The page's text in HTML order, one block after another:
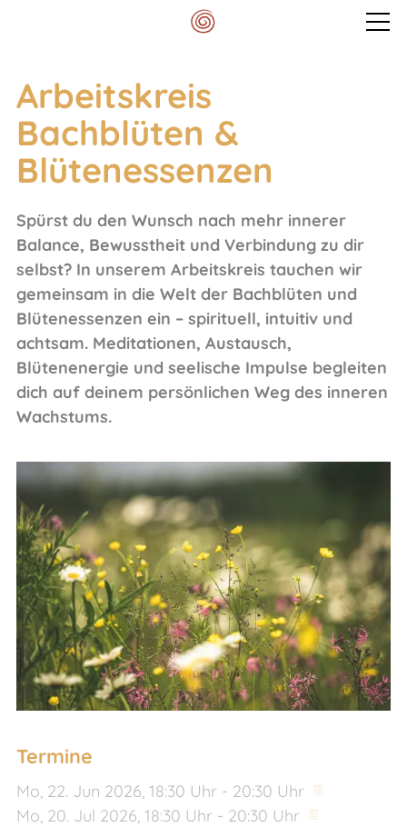
Veranstaltungen
Mein Spektrum
Blog
Meditationskissen
Kontakt
Arbeitskreis
Bachblüten &
Blütenessenzen
Spürst du den Wunsch nach mehr innerer
Balance, Bewusstheit und Verbindung zu dir
selbst? In unserem Arbeitskreis tauchen wir
gemeinsam in die Welt der Bachblüten und
Blütenessenzen ein – spirituell, intuitiv und
achtsam. Meditationen, Austausch,
Blütenenergie und seelische Impulse begleiten
dich auf deinem persönlichen Weg des inneren
Wachstums.
Termine
Mo, 22. Jun 2026, 18:30 Uhr - 20:30 Uhr
Mo, 20. Jul 2026, 18:30 Uhr - 20:30 Uhr